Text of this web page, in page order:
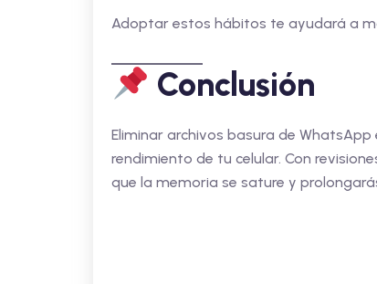
Adoptar estos hábitos te ayudará a
Conclusión
Eliminar archivos basura de
rendimiento de tu celular. Con
que la memoria se sature y